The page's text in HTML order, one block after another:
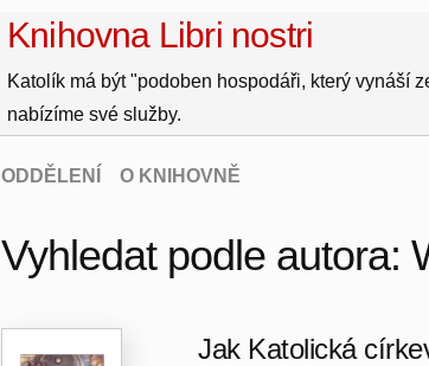
Knihovna Libri nostri
Katolík má být "podoben hospodáři, který vynáší
nabízíme své služby.
ODDĚLENÍ O KNIHOVNĚ
Vyhledat podle autora:
Jak Katolická